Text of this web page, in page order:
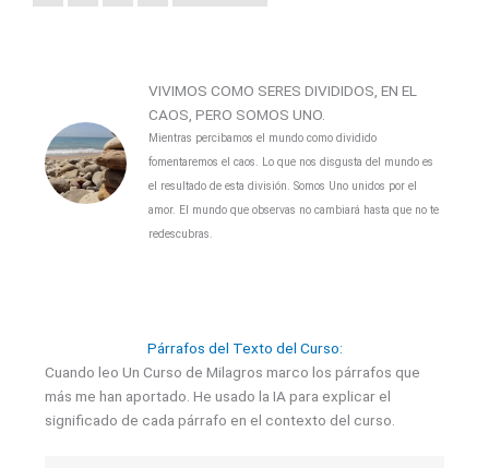
VIVIMOS COMO SERES DIVIDIDOS, EN EL
CAOS, PERO SOMOS UNO.
Mientras percibamos el mundo como dividido
fomentaremos el caos. Lo que nos disgusta del mundo es
el resultado de esta división. Somos Uno unidos por el
amor. El mundo que observas no cambiará hasta que no te
redescubras.
Párrafos del Texto del Curso:
Cuando leo Un Curso de Milagros marco los párrafos que
más me han aportado. He usado la IA para explicar el
significado de cada párrafo en el contexto del curso.